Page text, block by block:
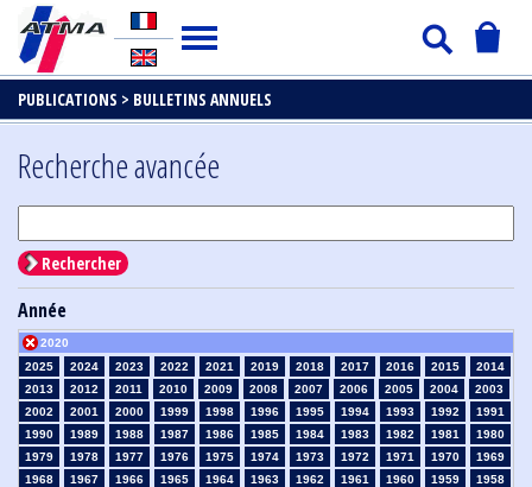
PUBLICATIONS > BULLETINS ANNUELS
Recherche avancée
Rechercher
Année
2025 2024 2023 2022 2021
2020
2019
2018 2017 2016 2015
2014
2013
2012 2011 2010 2009 2008 2007 2006 2005 2004
2003
2002
2001 2000 1999 1998 1996 1995 1994 1993 1992
1991
1990
1989 1988 1987 1986 1985 1984 1983 1982 1981
1980
1979
1978 1977 1976 1975 1974 1973 1972 1971 1970
1969
1968
1967 1966 1965 1964 1963 1962 1961 1960 1959
1958